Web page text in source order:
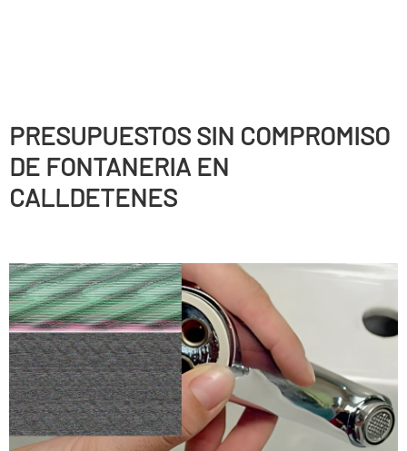
PRESUPUESTOS SIN COMPROMISO
DE FONTANERIA EN
CALLDETENES